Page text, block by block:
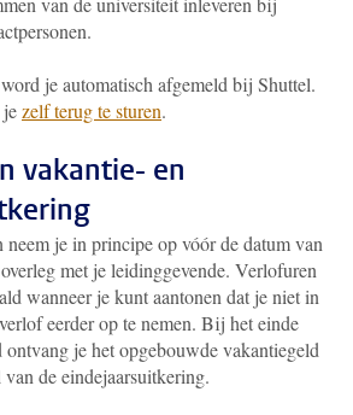
je automatisch afgemeld bij Shuttel.
zelf terug te sturen.
vakantie- en
neem je in principe op vóór de datum van
met je leidinggevende. Verlofuren
wanneer je kunt aantonen dat je niet in
eerder op te nemen. Bij het einde
ontvang je het opgebouwde vakantiegeld
de eindejaarsuitkering.